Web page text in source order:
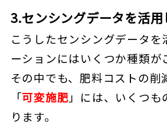
3.センシングデータを活
こうしたセンシングデータを
ーションにはいくつか種類が
その中でも、肥料コストの削
「可変施肥」には、いくつも
ります。